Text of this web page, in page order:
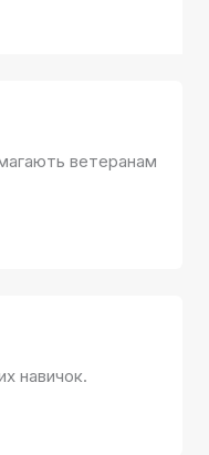
ветеранам
навичок.